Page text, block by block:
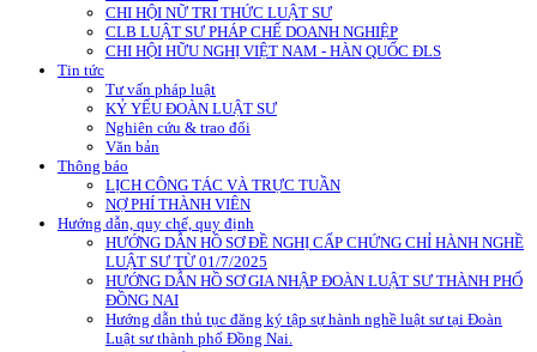
CHI HỘI NỮ TRI THỨC LUẬT SƯ
CLB LUẬT SƯ PHÁP CHẾ DOANH NGHIỆP
CHI HỘI HỮU NGHỊ VIỆT NAM - HÀN QUỐC ĐLS
Tin tức
Tư vấn pháp luật
KỶ YẾU ĐOÀN LUẬT SƯ
Nghiên cứu & trao đổi
Văn bản
Thông báo
LỊCH CÔNG TÁC VÀ TRỰC TUẦN
NỢ PHÍ THÀNH VIÊN
Hướng dẫn, quy chế, quy định
HƯỚNG DẪN HỒ SƠ ĐỀ NGHỊ CẤP CHỨNG CHỈ HÀNH NGHỀ
LUẬT SƯ TỪ 01/7/2025
HƯỚNG DẪN HỒ SƠ GIA NHẬP ĐOÀN LUẬT SƯ THÀNH PHỐ
ĐỒNG NAI
Hướng dẫn thủ tục đăng ký tập sự hành nghề luật sư tại Đoàn
Luật sư thành phố Đồng Nai.